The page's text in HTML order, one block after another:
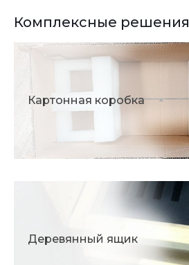
Комплексные решения
Картонная коробка
Деревянный ящик